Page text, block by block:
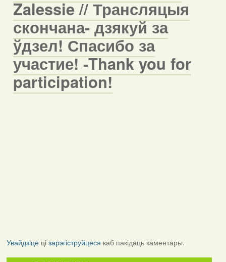
Zalessie // Трансляцыя
скончана- дзякуй за
ўдзел! Спасибо за
участие! -Thank you for
participation!
Увайдзіцеці зарэгіструйцеся каб пакідаць каментары.